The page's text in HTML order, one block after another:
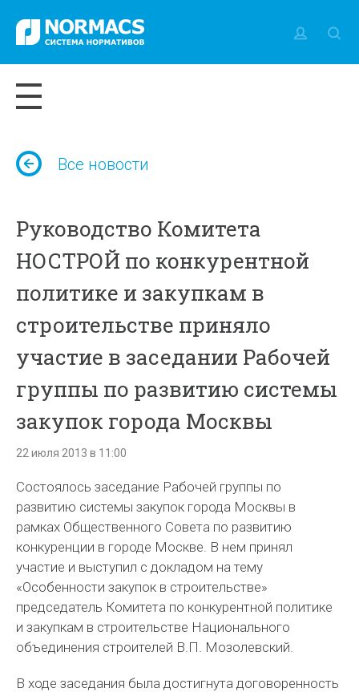
Все новости
Руководство Комитета
НОСТРОЙ по конкурентной
политике и закупкам в
строительстве приняло
участие в заседании Рабочей
группы по развитию системы
закупок города Москвы
22 июля 2013 в 11:00
Состоялось заседание Рабочей группы по
развитию системы закупок города Москвы в
рамках Общественного Совета по развитию
конкуренции в городе Москве. В нем принял
участие и выступил с докладом на тему
«Особенности закупок в строительстве»
председатель Комитета по конкурентной политике
и закупкам в строительстве Национального
объединения строителей В.П. Мозолевский.
В ходе заседания была достигнута договоренность